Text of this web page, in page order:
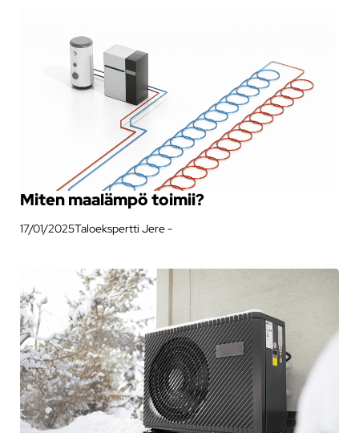
Miten maalämpö toimii?
17/01/2025Taloekspertti Jere -